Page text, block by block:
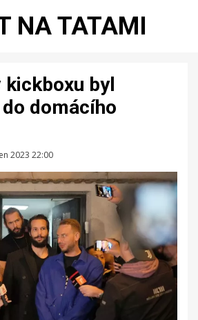
NA TATAMI
kickboxu byl
domácího
2023 22:00